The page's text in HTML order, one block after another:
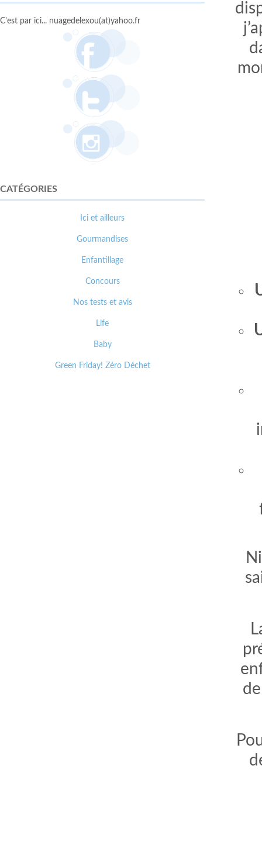
C'est par ici... nuagedelexou(at)yahoo.fr
CATÉGORIES
Ici et ailleurs
Gourmandises
Enfantillage
Concours
Nos tests et avis
Life
Baby
Green Friday! Zéro Déchet